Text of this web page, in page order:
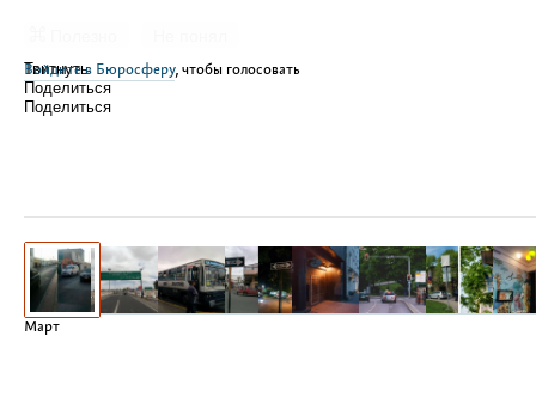
Войдите в Бюросферу, чтобы голосовать
Твитнуть
Поделиться
Поделиться
Март